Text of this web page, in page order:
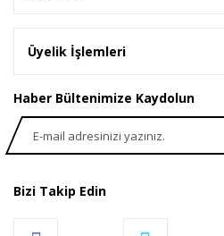
Üyelik İşlemleri
Haber Bültenimize Kaydolun
Bizi Takip Edin